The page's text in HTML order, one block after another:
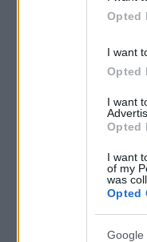
Opted
I want
Opted
I want
Opted
I want
of my
was
Opted
Google